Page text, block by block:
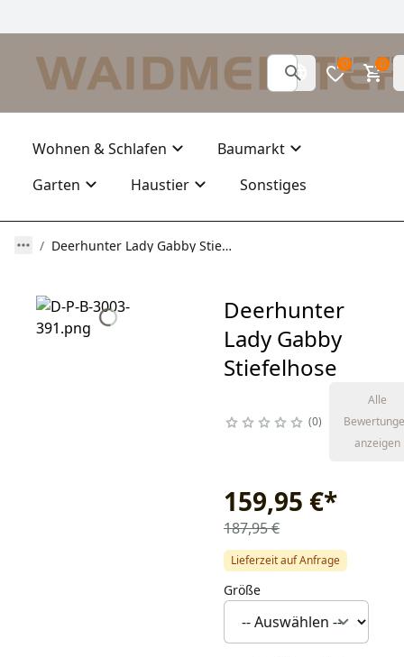
0 0
Wohnen & Schlafen
Baumarkt
Garten
Haustier Sonstiges
Deerhunter Lady Gabby Stiefelhose
Deerhunter
Lady Gabby
Stiefelhose
0
Alle
anzeigen
159,95 €*
187,95 €
Lieferzeit auf Anfrage
Größe